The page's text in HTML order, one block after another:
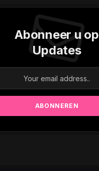
Abonneer u op
Updates